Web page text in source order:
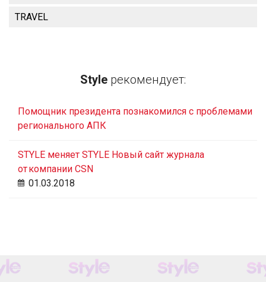
TRAVEL
Style рекомендует:
Помощник президента познакомился с проблемами
регионального АПК
STYLE меняет STYLE Новый сайт журнала
от компании CSN
01.03.2018